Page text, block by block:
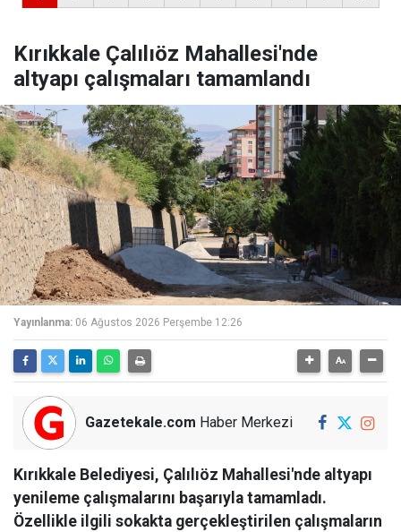
Kırıkkale Çalılıöz Mahallesi'nde
altyapı çalışmaları tamamlandı
Yayınlanma: 06 Ağustos 2026 Perşembe 12:26
Gazetekale.com Haber Merkezi
Kırıkkale Belediyesi, Çalılıöz Mahallesi'nde altyapı
yenileme çalışmalarını başarıyla tamamladı.
Özellikle ilgili sokakta gerçekleştirilen çalışmaların